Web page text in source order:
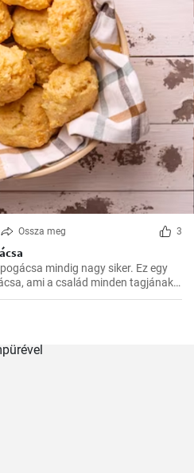
Ossza meg 3
mindig nagy siker. Ez egy
ami a család minden tagjának